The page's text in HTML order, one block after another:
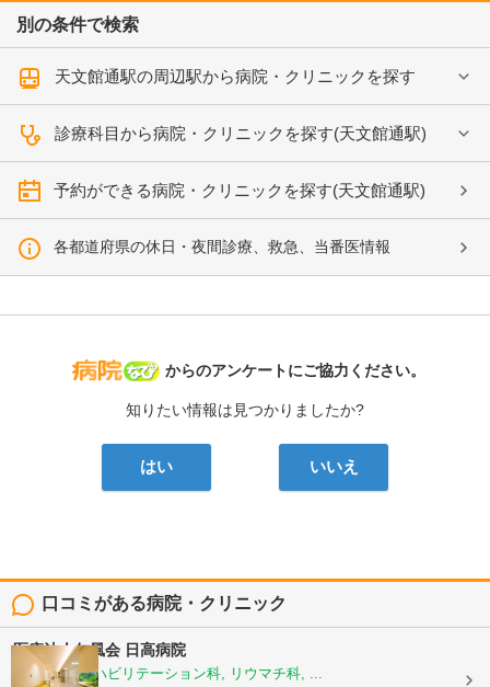
別の条件で検索
天文館通駅の周辺駅から病院・クリニックを探す
診療科目から病院・クリニックを探す(天文館通駅)
予約ができる病院・クリニックを探す(天文館通駅)
各都道府県の休日・夜間診療、救急、当番医情報
病院なび
からのアンケートにご協力ください。
知りたい情報は見つかりましたか?
はい いいえ
口コミがある病院・クリニック
医療法人仁風会 日高病院
整形外科, リハビリテーション科, リウマチ科, ...